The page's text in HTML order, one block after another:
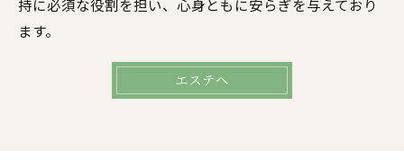
持に必須な役割を担い、心身ともに安らぎを与えており
ます。
エステへ